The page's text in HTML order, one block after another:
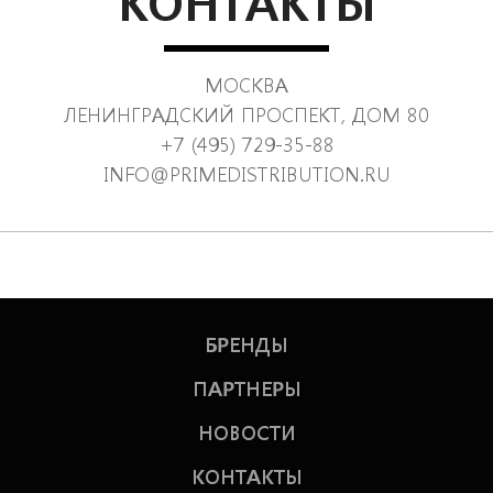
МОСКВА
ЛЕНИНГРАДСКИЙ ПРОСПЕКТ, ДОМ 80
+7 (495) 729-35-88
INFO@PRIMEDISTRIBUTION.RU
БРЕНДЫ
ПАРТНЕРЫ
НОВОСТИ
КОНТАКТЫ